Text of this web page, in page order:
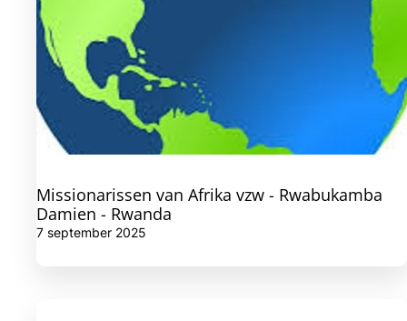
Missionarissen van Afrika vzw - Rwabukamba
Damien - Rwanda
7 september 2025